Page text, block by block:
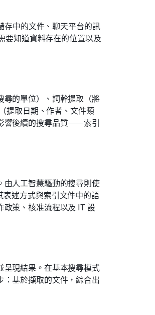
存中的文件、聊天平台的訊
要知道資料存在的位置以及
尋的單位）、詞幹提取（將
提取日期、作者、文件類
響後續的搜尋品質——索引
由人工智慧驅動的搜尋則使
述方式與索引文件中的語
策、核准流程以及 IT 設
呈現結果。在基本搜尋模式
基於擷取的文件，綜合出